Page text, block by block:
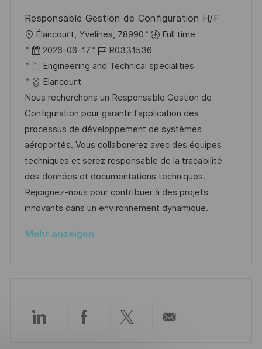
ö
f
f
e
n
t
l
i
c
h
u
n
g
Responsable Gestion de Configuration H/F
O
r
t
Élancourt, Yvelines, 78990
Full time
D
a
t
u
m
d
e
r
V
e
r
f
2026-06-17
J
o
-
I
D
R0331536
K
a
t
e
g
o
r
i
e
Engineering and Technical specialities
Elancourt
Nous recherchons un Responsable Gestion de
Configuration pour garantir l'application des
processus de développement de systèmes
aéroportés. Vous collaborerez avec des équipes
techniques et serez responsable de la traçabilité
des données et documentations techniques.
Rejoignez-nous pour contribuer à des projets
innovants dans un environnement dynamique.
Mehr anzeigen
Über
Über
Über